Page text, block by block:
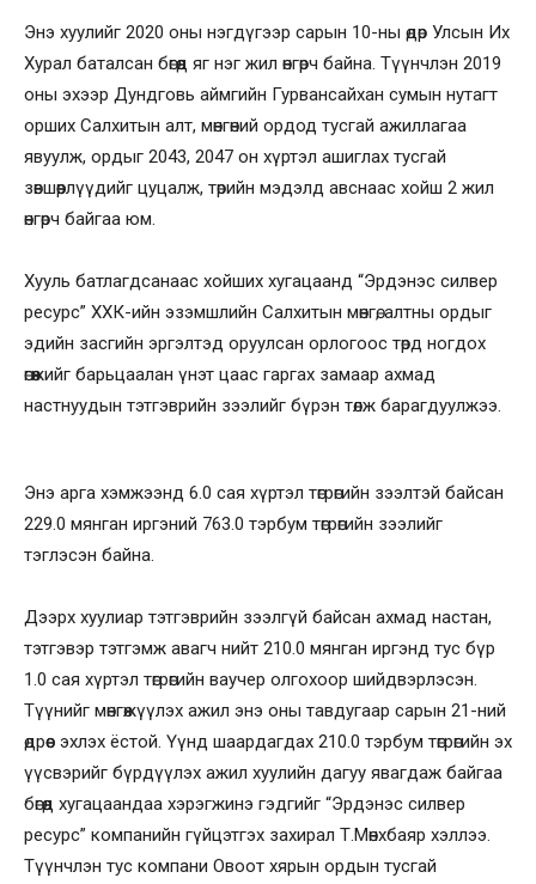
Энэ хуулийг 2020 оны нэгдүгээр сарын 10-ны өдөр Улсын Их
Хурал баталсан бөгөөд яг нэг жил өнгөрч байна. Түүнчлэн 2019
оны эхээр Дундговь аймгийн Гурвансайхан сумын нутагт
орших Салхитын алт, мөнгөний ордод тусгай ажиллагаа
явуулж, ордыг 2043, 2047 он хүртэл ашиглах тусгай
зөвшөөрлүүдийг цуцалж, төрийн мэдэлд авснаас хойш 2 жил
өнгөрч байгаа юм.
Хууль батлагдсанаас хойших хугацаанд “Эрдэнэс силвер
ресурс” ХХК-ийн эзэмшлийн Салхитын мөнгө, алтны ордыг
эдийн засгийн эргэлтэд оруулсан орлогоос төрд ногдох
өгөөжийг барьцаалан үнэт цаас гаргах замаар ахмад
настнуудын тэтгэврийн зээлийг бүрэн төлж барагдуулжээ.
Энэ арга хэмжээнд 6.0 сая хүртэл төгрөгийн зээлтэй байсан
229.0 мянган иргэний 763.0 тэрбум төгрөгийн зээлийг
тэглэсэн байна.
Дээрх хуулиар тэтгэврийн зээлгүй байсан ахмад настан,
тэтгэвэр тэтгэмж авагч нийт 210.0 мянган иргэнд тус бүр
1.0 сая хүртэл төгрөгийн ваучер олгохоор шийдвэрлэсэн.
Түүнийг мөнгөжүүлэх ажил энэ оны тавдугаар сарын 21-ний
өдрөөс эхлэх ёстой. Үүнд шаардагдах 210.0 тэрбум төгрөгийн эх
үүсвэрийг бүрдүүлэх ажил хуулийн дагуу явагдаж байгаа
бөгөөд хугацаандаа хэрэгжинэ гэдгийг “Эрдэнэс силвер
ресурс” компанийн гүйцэтгэх захирал Т.Мөнхбаяр хэллээ.
Түүнчлэн тус компани Овоот хярын ордын тусгай